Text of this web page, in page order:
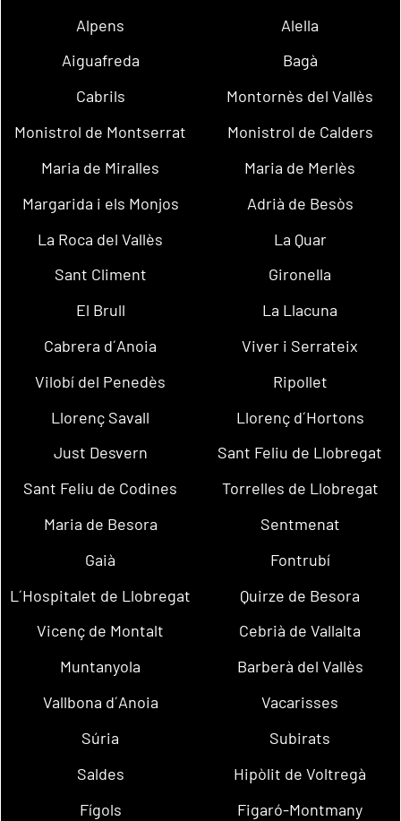
Alpens
Alella
Aiguafreda
Bagà
Cabrils
Montornès del Vallès
Monistrol de Montserrat
Monistrol de Calders
Maria de Miralles
Maria de Merlès
Margarida i els Monjos
Adrià de Besòs
La Roca del Vallès
La Quar
Sant Climent
Gironella
El Brull
La Llacuna
Cabrera d´Anoia
Viver i Serrateix
Vilobí del Penedès
Ripollet
Llorenç Savall
Llorenç d´Hortons
Just Desvern
Sant Feliu de Llobregat
Sant Feliu de Codines
Torrelles de Llobregat
Maria de Besora
Sentmenat
Gaià
Fontrubí
L´Hospitalet de Llobregat
Quirze de Besora
Vicenç de Montalt
Cebrià de Vallalta
Muntanyola
Barberà del Vallès
Vallbona d´Anoia
Vacarisses
Súria
Subirats
Saldes
Hipòlit de Voltregà
Fígols
Figaró-Montmany